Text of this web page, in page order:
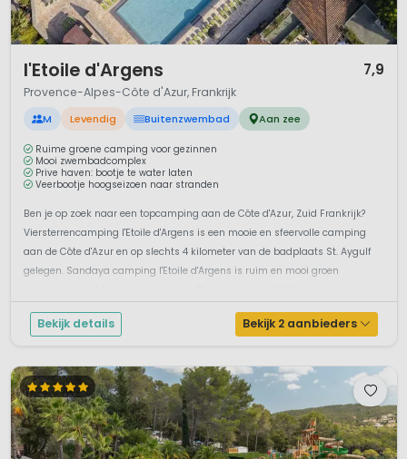
l'Etoile d'Argens 7,9
Provence-Alpes-Côte d'Azur, Frankrijk
M Levendig Buitenzwembad Aan zee
Ruime groene camping voor gezinnen
Mooi zwembadcomplex
Prive haven: bootje te water laten
Veerbootje hoogseizoen naar stranden
Ben je op zoek naar een topcamping aan de Côte d'Azur, Zuid Frankrijk?
Viersterrencamping l'Etoile d'Argens is een mooie en sfeervolle camping
aan de Côte d'Azur en op slechts 4 kilometer van de badplaats St. Aygulf
gelegen. Sandaya camping l'Etoile d'Argens is ruim en mooi groen
Bekijk details Bekijk 2 aanbieders